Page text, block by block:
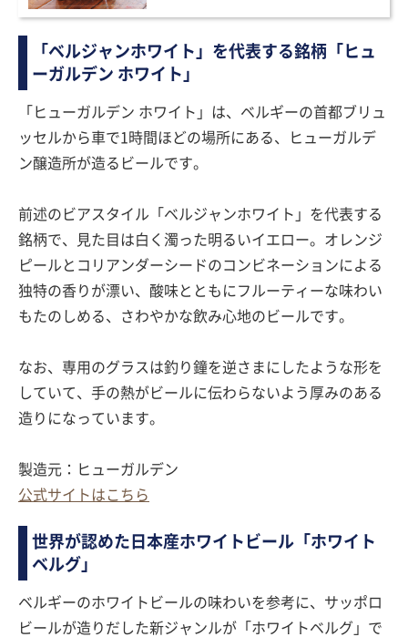
「ベルジャンホワイト」を代表する銘柄「ヒュ
ーガルデン ホワイト」
「ヒューガルデン ホワイト」は、ベルギーの首都ブリュ
ッセルから車で1時間ほどの場所にある、ヒューガルデ
ン醸造所が造るビールです。
前述のビアスタイル「ベルジャンホワイト」を代表する
銘柄で、見た目は白く濁った明るいイエロー。オレンジ
ピールとコリアンダーシードのコンビネーションによる
独特の香りが漂い、酸味とともにフルーティーな味わい
もたのしめる、さわやかな飲み心地のビールです。
なお、専用のグラスは釣り鐘を逆さまにしたような形を
していて、手の熱がビールに伝わらないよう厚みのある
造りになっています。
製造元：ヒューガルデン
公式サイトはこちら
世界が認めた日本産ホワイトビール「ホワイト
ベルグ」
ベルギーのホワイトビールの味わいを参考に、サッポロ
ビールが造りだした新ジャンルが「ホワイトベルグ」で